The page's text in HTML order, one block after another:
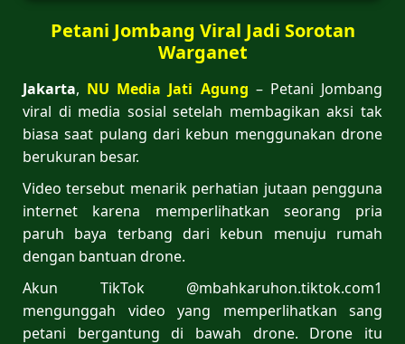
Petani Jombang Viral Jadi Sorotan
Warganet
Jakarta, NU Media Jati Agung – Petani Jombang
viral di media sosial setelah membagikan aksi tak
biasa saat pulang dari kebun menggunakan drone
berukuran besar.
Video tersebut menarik perhatian jutaan pengguna
internet karena memperlihatkan seorang pria
paruh baya terbang dari kebun menuju rumah
dengan bantuan drone.
Akun TikTok @mbahkaruhon.tiktok.com1
mengunggah video yang memperlihatkan sang
petani bergantung di bawah drone. Drone itu